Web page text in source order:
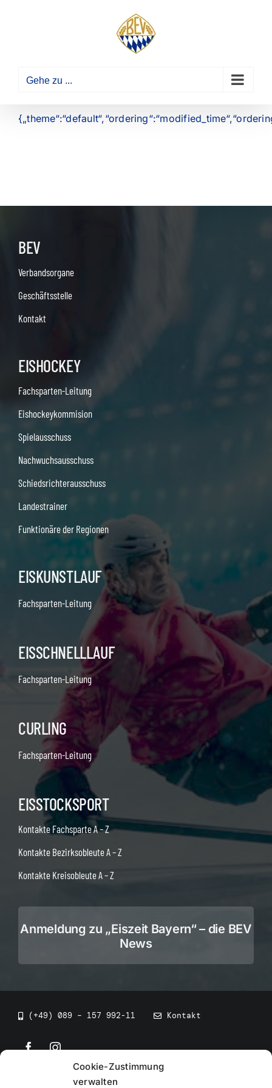
Cookie-Zustimmung
verwalten
Gehe zu ...
BEV
Verbandsorgane
Geschäftsstelle
Kontakt
EISHOCKEY
Fachsparten-Leitung
Eishockeykommision
Spielausschuss
Nachwuchsausschuss
Schiedsrichterausschuss
Landestrainer
Funktionäre der Regionen
EISKUNSTLAUF
Fachsparten-Leitung
EISSCHNELLLAUF
Fachsparten-Leitung
CURLING
Fachsparten-Leitung
EISSTOCKSPORT
Kontakte Fachsparte A – Z
Kontakte Bezirksobleute A – Z
Kontakte Kreisobleute A – Z
Anmeldung zu „Eiszeit Bayern“ – die BEV
News
(+49) 089 – 157 992-11 Kontakt
• BEV Bayerischer Eissportverband